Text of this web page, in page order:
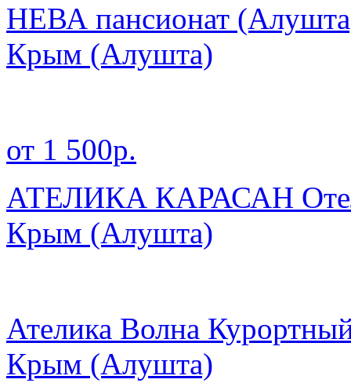
НЕВА пансионат
Крым (Алушта)
от 1 500р.
АТЕЛИКА КАРАСАН
Крым (Алушта)
Ателика Волна
Крым (Алушта)